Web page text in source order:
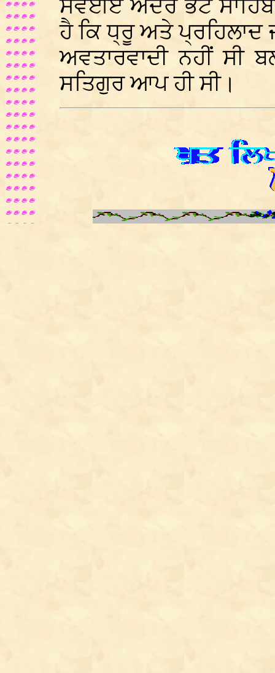
ਸਵਈਏ ਅੰਦਰ ਭੱਟ
ਹੈ ਕਿ ਧ੍ਰੂ ਅਤੇ ਪ੍ਰਹਿਲਾਦ
ਅਵਤਾਰਵਾਦੀ ਨਹੀਂ ਸੀ
ਸਤਿਗੁਰ ਆਪ ਹੀ ਸੀ।